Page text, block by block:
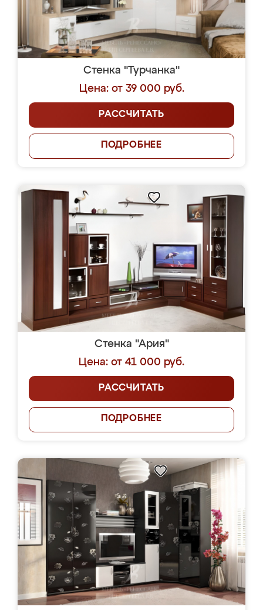
Стенка "Турчанка"
Цена: от 39 000 руб.
РАССЧИТАТЬ
ПОДРОБНЕЕ
Стенка "Ария"
Цена: от 41 000 руб.
РАССЧИТАТЬ
ПОДРОБНЕЕ